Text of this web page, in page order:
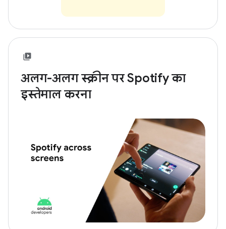
अलग-अलग स्क्रीन पर Spotify का
इस्तेमाल करना